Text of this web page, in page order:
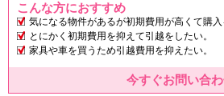
こんな方におすすめ
気になる物件があるが初期費用が高くて購入
とにかく初期費用を抑えて引越をしたい。
家具や車を買うため引越費用を抑えたい。
今すぐお問い合